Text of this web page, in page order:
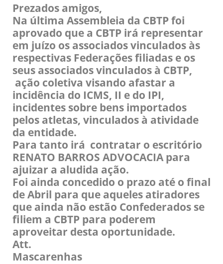
Prezados amigos,
Na última Assembleia da CBTP foi
aprovado que a CBTP irá representar
em juízo os associados vinculados às
respectivas Federações filiadas e os
seus associados vinculados à CBTP,
ação coletiva visando afastar a
incidência do ICMS, II e do IPI,
incidentes sobre bens importados
pelos atletas, vinculados à atividade
da entidade.
Para tanto irá contratar o escritório
RENATO BARROS ADVOCACIA para
ajuizar a aludida ação.
Foi ainda concedido o prazo até o final
de Abril para que aqueles atiradores
que ainda não estão Confederados se
filiem a CBTP para poderem
aproveitar desta oportunidade.
Att.
Mascarenhas